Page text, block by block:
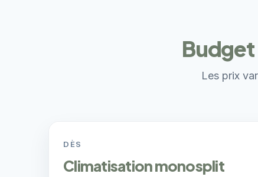
Les prix
DÈS
Climatisation monosplit